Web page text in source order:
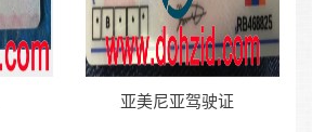
亚美尼亚驾驶证